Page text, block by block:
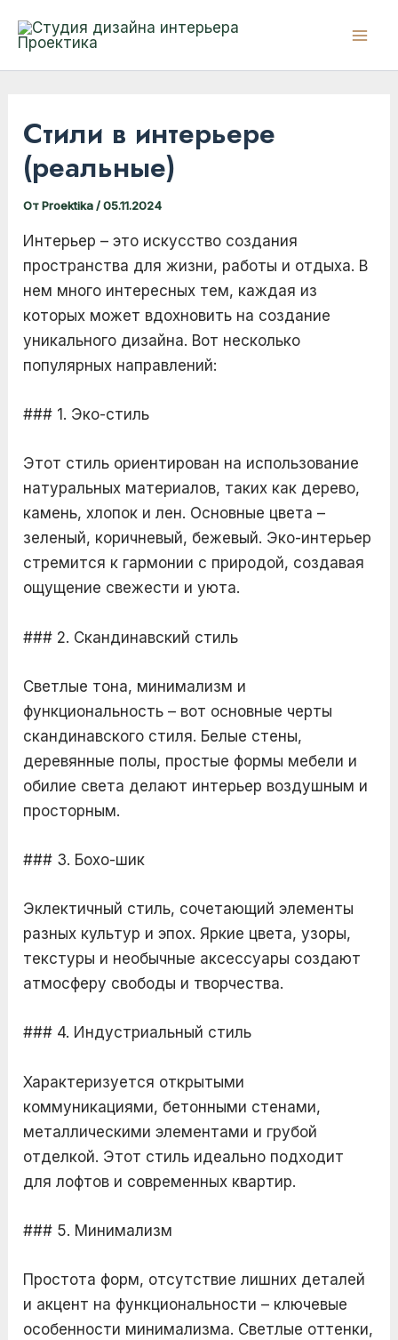
Стили в интерьере
(реальные)
ОтProektika/05.11.2024
Интерьер – это искусство создания
пространства для жизни, работы и отдыха. В
нем много интересных тем, каждая из
которых может вдохновить на создание
уникального дизайна. Вот несколько
популярных направлений:
### 1. Эко-стиль
Этот стиль ориентирован на использование
натуральных материалов, таких как дерево,
камень, хлопок и лен. Основные цвета –
зеленый, коричневый, бежевый. Эко-интерьер
стремится к гармонии с природой, создавая
ощущение свежести и уюта.
### 2. Скандинавский стиль
Светлые тона, минимализм и
функциональность – вот основные черты
скандинавского стиля. Белые стены,
деревянные полы, простые формы мебели и
обилие света делают интерьер воздушным и
просторным.
### 3. Бохо-шик
Эклектичный стиль, сочетающий элементы
разных культур и эпох. Яркие цвета, узоры,
текстуры и необычные аксессуары создают
атмосферу свободы и творчества.
### 4. Индустриальный стиль
Характеризуется открытыми
коммуникациями, бетонными стенами,
металлическими элементами и грубой
отделкой. Этот стиль идеально подходит
для лофтов и современных квартир.
### 5. Минимализм
Простота форм, отсутствие лишних деталей
и акцент на функциональности – ключевые
особенности минимализма. Светлые оттенки,